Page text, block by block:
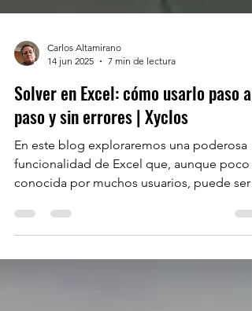
14 jun 2025
7 min de lectura
Solver en Excel: cómo usarlo paso a
paso y sin errores | Xyclos
En este blog exploraremos una poderosa
funcionalidad de Excel que, aunque poco
conocida por muchos usuarios, puede ser